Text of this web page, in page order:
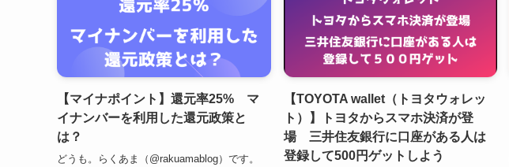
【マイナポイント】還元率25% マ
イナンバーを利用した還元政策と
は？
どうも。らくあま（@rakuamablog）です。
【TOYOTA wallet（トヨタウォレッ
ト）】トヨタからスマホ決済が登
場 三井住友銀行に口座がある人は
登録して500円ゲットしよう